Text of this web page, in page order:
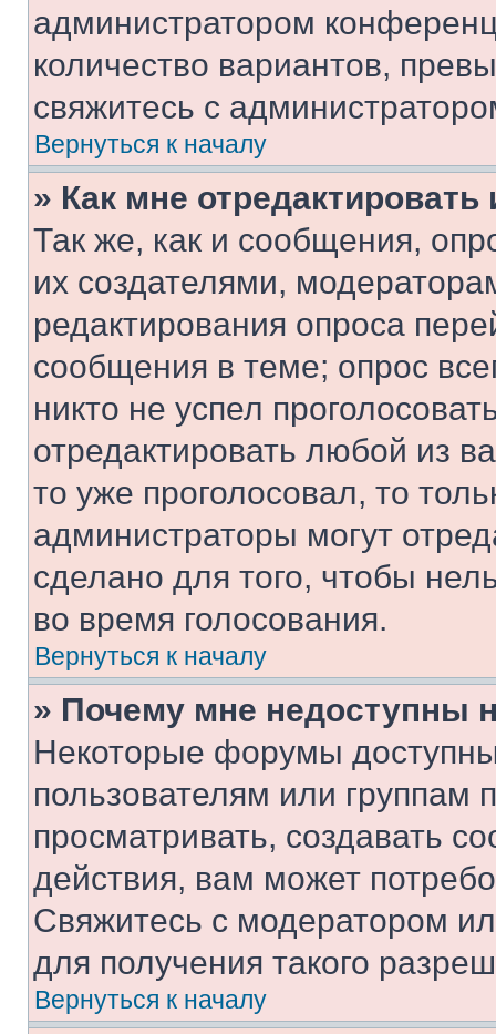
администратором
количество вариантов,
свяжитесь с
Вернуться к началу
» Как мне
Так же, как и сообщения,
их создателями,
редактирования опроса
сообщения в теме; опрос
никто не успел
отредактировать любой из
то уже проголосовал, то
администраторы могут
сделано для того, чтобы
во время голосования.
Вернуться к началу
» Почему мне недоступны
Некоторые форумы
пользователям или группам
просматривать, создавать
действия, вам может
Свяжитесь с модератором
для получения такого
Вернуться к началу